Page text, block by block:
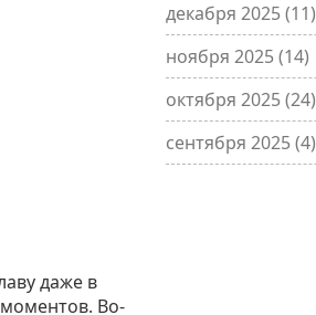
даже в
Во-
декабря 2025(11)
ноября 2025(14)
октября 2025(24)
сентября 2025(4)